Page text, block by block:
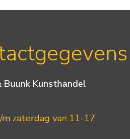
Buunk Kunsthandel
zaterdag van 11-17